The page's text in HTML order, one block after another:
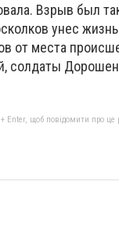
Взрыв был
унес
от места
солдаты
Enter, щоб повідомити про це